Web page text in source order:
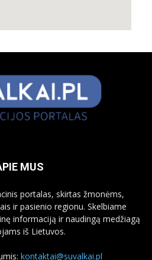
MUS
portalas, skirtas žmonėms,
ir pasienio regionu. Skelbiame
informaciją ir naudingą medžiagą
iš Lietuvos.
kontaktai@suvalkai.pl